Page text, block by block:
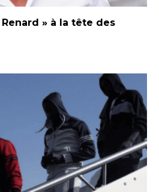
Renard » à la tête des